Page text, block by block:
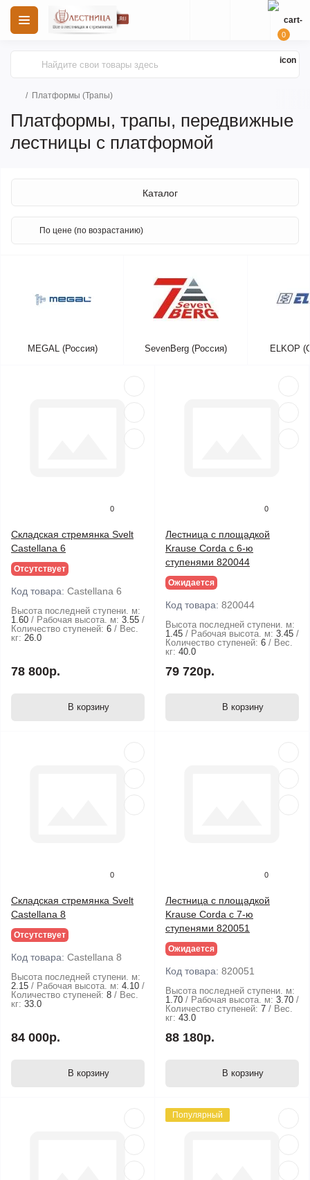
0
Платформы (Трапы)
Платформы, трапы, передвижные
лестницы с платформой
Каталог
MEGAL (Россия) SevenBerg (Россия) ELKOP
0
Складская стремянка Svelt
Castellana 6
Отсутствует
Код товара: Castellana 6
Высота последней ступени. м:
1.60
Рабочая высота. м: 3.55
Количество ступеней: 6
Вес.
кг: 26.0
78 800р.
В корзину
0
Лестница с площадкой
Krause Corda с 6-ю
ступенями 820044
Ожидается
Код товара: 820044
Высота последней ступени. м:
1.45
Рабочая высота. м: 3.45
Количество ступеней: 6
Вес.
кг: 40.0
79 720р.
В корзину
0
Складская стремянка Svelt
Castellana 8
Отсутствует
Код товара: Castellana 8
Высота последней ступени. м:
2.15
Рабочая высота. м: 4.10
Количество ступеней: 8
Вес.
кг: 33.0
84 000р.
В корзину
0
Лестница с площадкой
Krause Corda с 7-ю
ступенями 820051
Ожидается
Код товара: 820051
Высота последней ступени. м:
1.70
Рабочая высота. м: 3.70
Количество ступеней: 7
Вес.
кг: 43.0
88 180р.
В корзину
Популярный